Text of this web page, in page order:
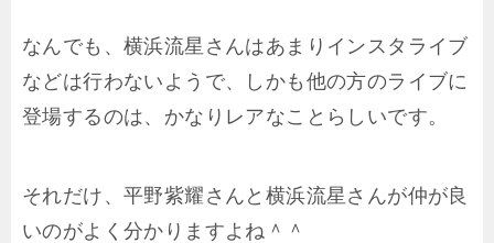
なんでも、横浜流星さんはあまりインスタライブ
などは行わないようで、しかも他の方のライブに
登場するのは、かなりレアなことらしいです。
それだけ、平野紫耀さんと横浜流星さんが仲が良
いのがよく分かりますよね＾＾